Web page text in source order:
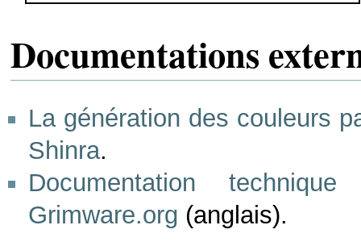
Documentations
La génération des couleurs
Shinra.
Documentation
Grimware.org (anglais).